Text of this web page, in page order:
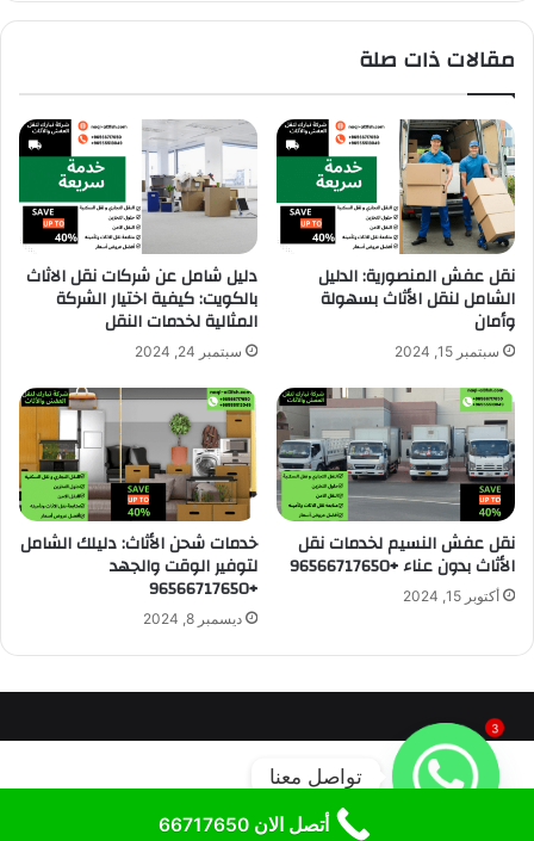
مقالات ذات صلة
نقل عفش المنصورية: الدليل
الشامل لنقل الأثاث بسهولة
وأمان
سبتمبر 15, 2024
دليل شامل عن شركات نقل الاثاث
بالكويت: كيفية اختيار الشركة
المثالية لخدمات النقل
سبتمبر 24, 2024
نقل عفش النسيم لخدمات نقل
الأثاث بدون عناء +96566717650
أكتوبر 15, 2024
خدمات شحن الأثاث: دليلك الشامل
لتوفير الوقت والجهد
+96566717650
ديسمبر 8, 2024
أتصل الان 66717650
3
تواصل معنا